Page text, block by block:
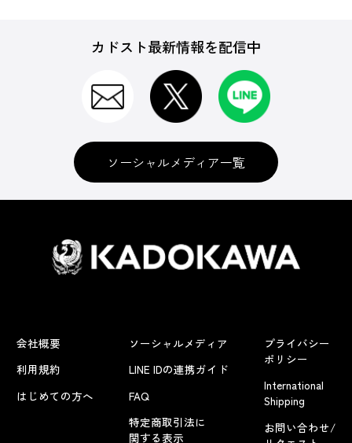
カドスト最新情報を配信中
ソーシャルメディア一覧
会社概要
利用規約
はじめての方へ
ソーシャルメディア
LINE IDの連携ガイド
FAQ
特定商取引法に
関する表示
プライバシー
ポリシー
International
Shipping
お問い合わせ/